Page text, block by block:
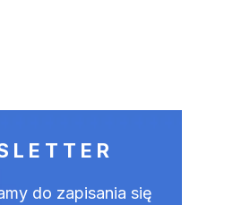
do zapisania się